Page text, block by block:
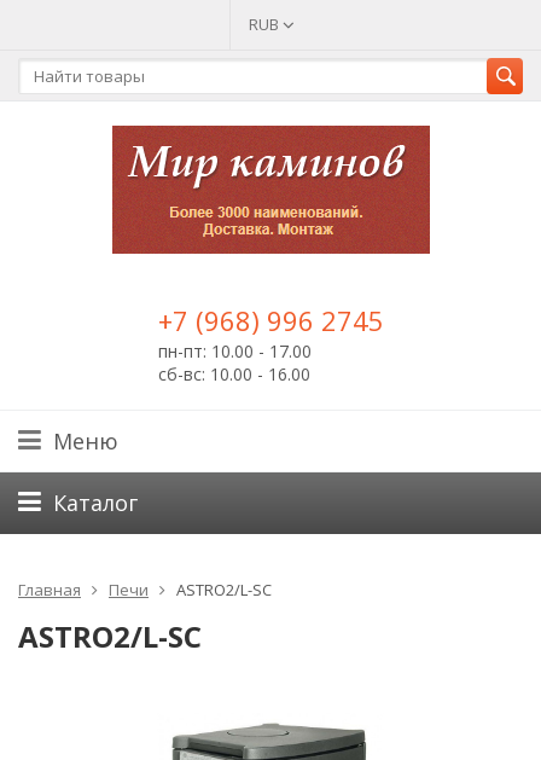
RUB
+7 (968) 996 2745
пн-пт: 10.00 - 17.00
сб-вс: 10.00 - 16.00
Меню
Каталог
Главная Печи ASTRO2/L-SC
ASTRO2/L-SC